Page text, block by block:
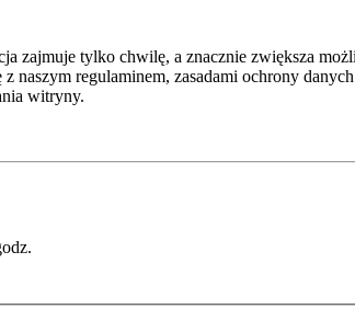
zajmuje tylko chwilę, a znacznie zwiększa
regulaminem, zasadami ochrony
witryny.